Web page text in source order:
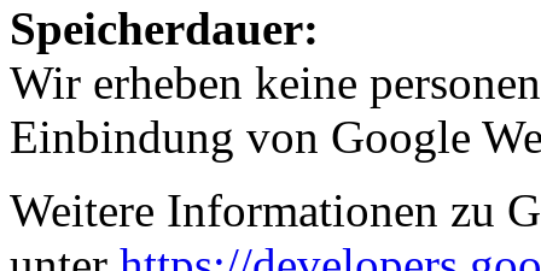
Speicherdauer:
Wir erheben keine
Einbindung von Google
Weitere Informationen zu